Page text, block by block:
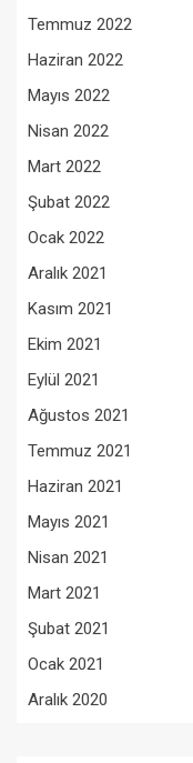
Temmuz 2022
Haziran 2022
Mayıs 2022
Nisan 2022
Mart 2022
Şubat 2022
Ocak 2022
Aralık 2021
Kasım 2021
Ekim 2021
Eylül 2021
Ağustos 2021
Temmuz 2021
Haziran 2021
Mayıs 2021
Nisan 2021
Mart 2021
Şubat 2021
Ocak 2021
Aralık 2020